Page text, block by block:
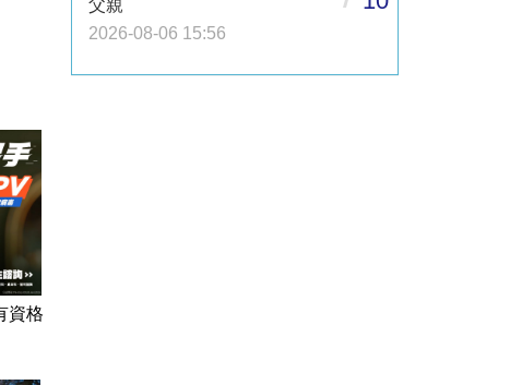
資格
父親
2026-08-06 15:56